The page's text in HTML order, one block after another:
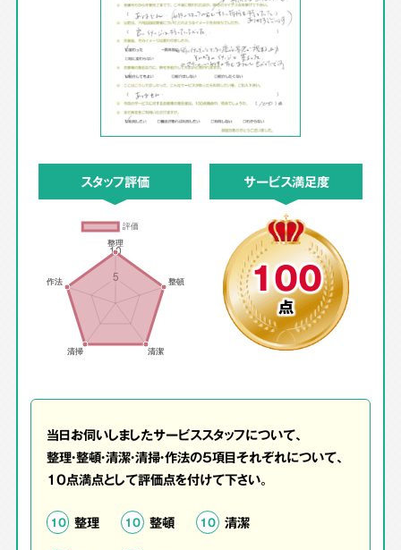
スタッフ評価 サービス満足度
100
点
当日お伺いしましたサービススタッフについて、
整理・整頓・清潔・清掃・作法の5項目それぞれについて、
10点満点として評価点を付けて下さい。
10 整理 10 整頓 10 清潔